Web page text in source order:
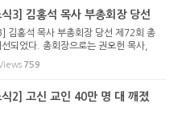
식3] 김홍석 목사 부총회장 당선
김홍석 목사 부총회장 당선 제72회 총
되었다. 총회장으로는 권오헌 목사,
목사, 장로부총회장에 전우수 장로가
이어 각축을 벌인 서기에는 소재운 목
759
식2] 고신 교인 40만 명 대 깨졌